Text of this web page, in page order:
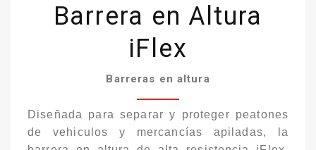
Barrera en Altura
iFlex
Barreras en altura
Diseñada para separar y proteger peatones
de vehiculos y mercancías apiladas, la